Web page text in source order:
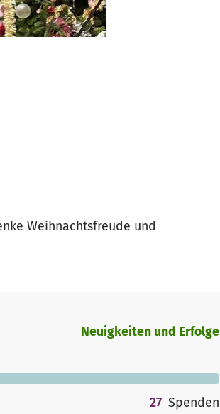
Weihnachtsfreude und
Neuigkeiten und Erfolge
27 Spenden